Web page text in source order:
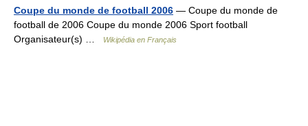
Coupe du monde de football 2006 — Coupe du monde de
football de 2006 Coupe du monde 2006 Sport football
Organisateur(s) …
Wikipédia en Français